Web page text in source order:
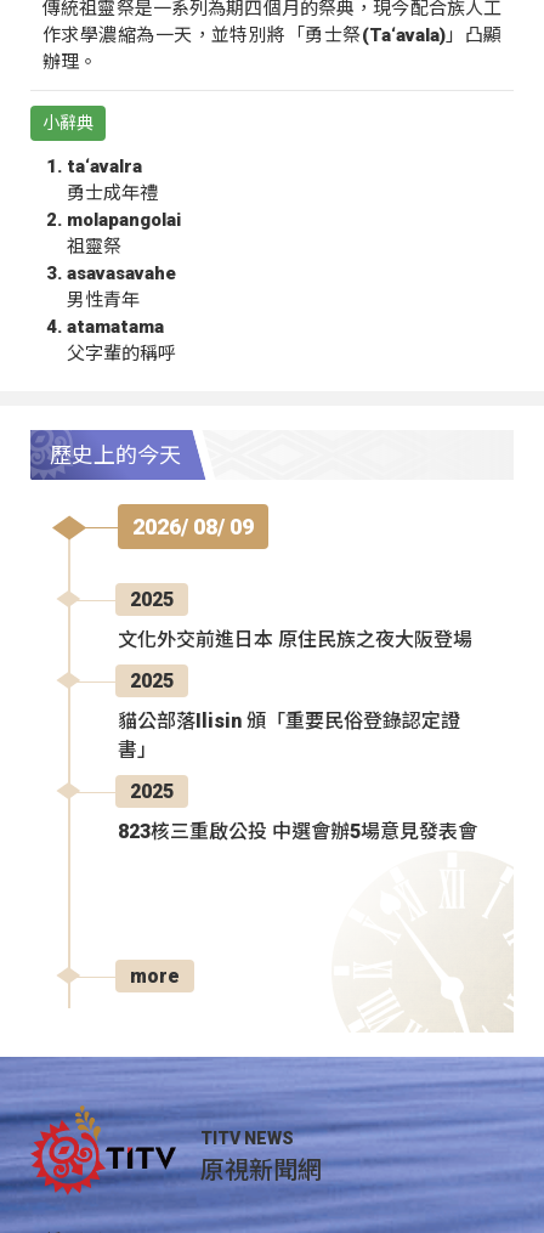
傳統祖靈祭是一系列為期四個月的祭典，現今配合族人工
作求學濃縮為一天，並特別將「勇士祭(Ta‘avala)」凸顯
辦理。
小辭典
ta‘avalra
勇士成年禮
molapangolai
祖靈祭
asavasavahe
男性青年
atamatama
父字輩的稱呼
歷史上的今天
2026/ 08/ 09
2025
文化外交前進日本 原住民族之夜大阪登場
2025
貓公部落Ilisin 頒「重要民俗登錄認定證
書」
2025
823核三重啟公投 中選會辦5場意見發表會
more
TITV NEWS
原視新聞網